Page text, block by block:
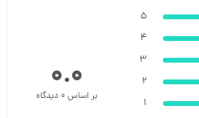
5
4
3
2
1
0.0
بر اساس 0 دیدگاه